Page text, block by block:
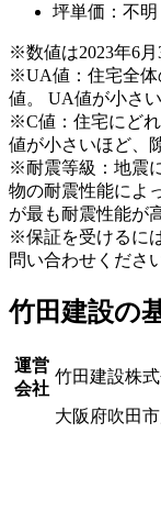
坪単価：不明
※数値は2023年6
※UA値：住宅全体
値。 UA値が小さ
※C値：住宅にど
値が小さいほど、
※耐震等級：地震
物の耐震性能によ
が最も耐震性能が
※保証を受けるに
問い合わせくださ
竹田建設の
運営
会社
竹田建設株
大阪府吹田